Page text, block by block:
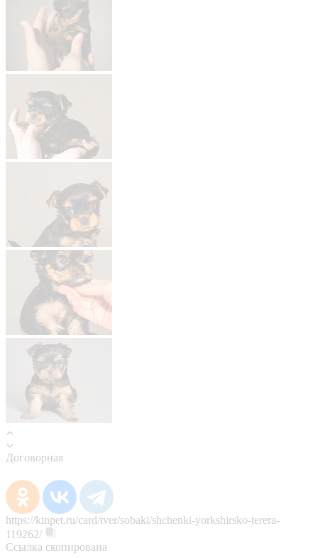
Договорная
https://kinpet.ru/card/tver/sobaki/shchenki-yorkshirsko-terera-
119262/
Ссылка скопирована